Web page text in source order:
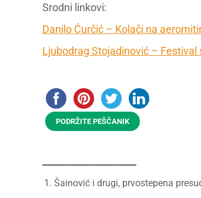
Srodni linkovi:
Danilo Ćurčić – Kolači na
Ljubodrag Stojadinović – Festival
PODRŽITE PEŠČANIK
Šainović i drugi, prvostepena